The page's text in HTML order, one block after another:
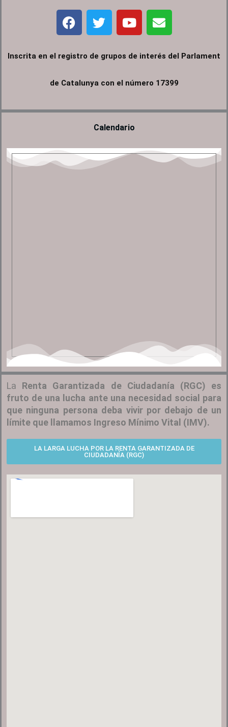
F
a
c
e
o
T
w
i
t
e
Y
o
u
t
b
E
n
v
e
o
Inscrita en el registro de grupos de interés del Parlament
de Catalunya con el número 17399
Calendario
La Renta Garantizada de Ciudadanía (RGC) es
fruto de una lucha ante una necesidad social para
que ninguna persona deba vivir por debajo de un
límite que llamamos Ingreso Mínimo Vital (IMV).
LA LARGA LUCHA POR LA RENTA GARANTIZADA DE
CIUDADANÍA (RGC)